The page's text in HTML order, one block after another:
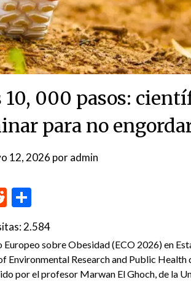
000 pasos:
para no
12, 2026 poradmin
Reddit
2.584
sobre Obesidad (ECO 2026) en
Environmental Research and Public Health
por el profesor Marwan El Ghoch, de la